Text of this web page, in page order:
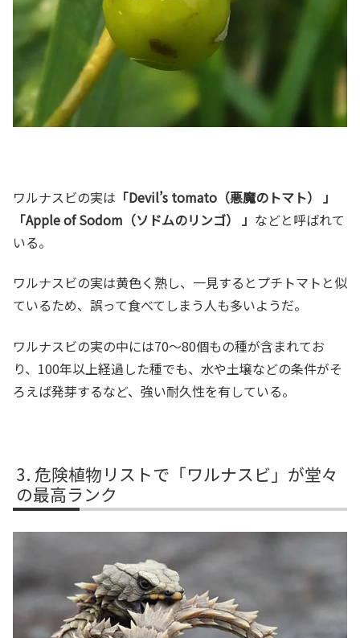
ワルナスビの実は 「Devil’s tomato（悪魔のトマト） 」
「Apple of Sodom（ソドムのリンゴ） 」 などと呼ばれて
いる。
ワルナスビの実は黄色く熟し、一見するとプチトマトと似
ているため、誤って食べてしまう人も多いようだ。
ワルナスビの実の中には70～80個もの種が含まれてお
り、100年以上経過した種でも、水や土壌などの条件がそ
ろえば発芽するなど、強い耐久性を有している。
危険植物リストで「ワルナスビ」が堂々
の最高ランク